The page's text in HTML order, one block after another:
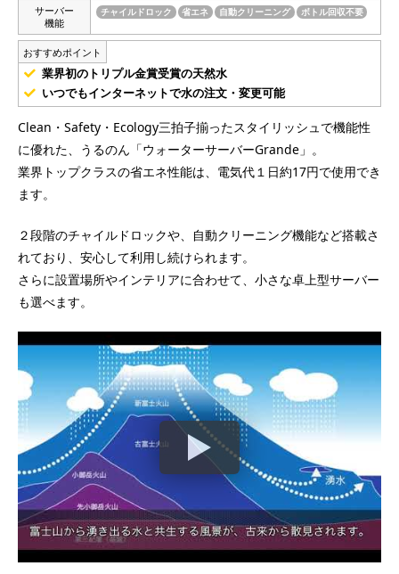
サーバー
機能
チャイルドロック 省エネ 自動クリーニング ボトル回収不要
おすすめポイント
業界初のトリプル金賞受賞の天然水
いつでもインターネットで水の注文・変更可能
Clean・Safety・Ecology三拍子揃ったスタイリッシュで機能性
に優れた、うるのん「ウォーターサーバーGrande」。
業界トップクラスの省エネ性能は、電気代１日約17円で使用でき
ます。
２段階のチャイルドロックや、自動クリーニング機能など搭載さ
れており、安心して利用し続けられます。
さらに設置場所やインテリアに合わせて、小さな卓上型サーバー
も選べます。